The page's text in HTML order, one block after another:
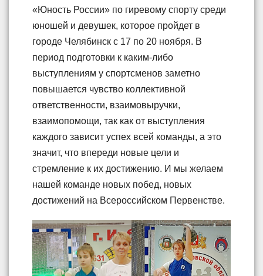
«Юность России» по гиревому спорту среди
юношей и девушек, которое пройдет в
городе Челябинск с 17 по 20 ноября. В
период подготовки к каким-либо
выступлениям у спортсменов заметно
повышается чувство коллективной
ответственности, взаимовыручки,
взаимопомощи, так как от выступления
каждого зависит успех всей команды, а это
значит, что впереди новые цели и
стремление к их достижению. И мы желаем
нашей команде новых побед, новых
достижений на Всероссийском Первенстве.